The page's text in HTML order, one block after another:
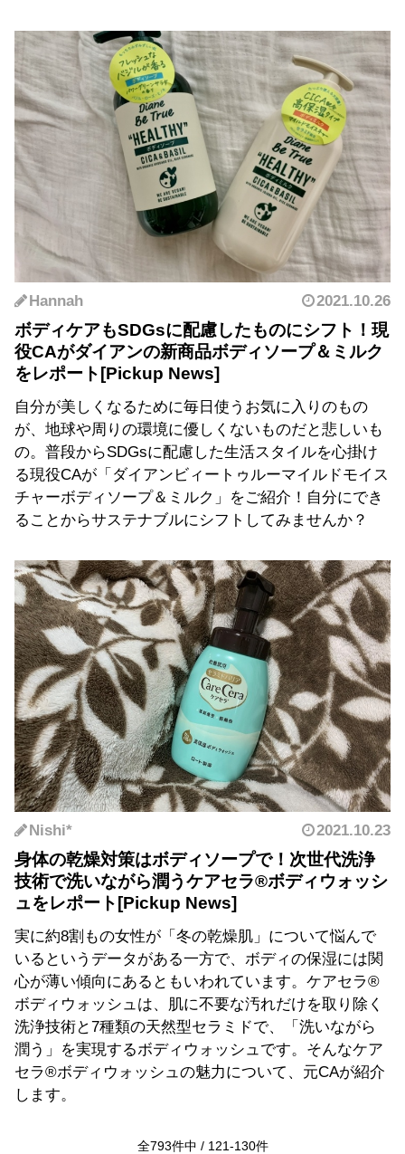
Hannah 2021.10.26
ボディケアもSDGsに配慮したものにシフト！現
役CAがダイアンの新商品ボディソープ＆ミルク
をレポート
自分が美しくなるために毎日使うお気に入りのもの
が、地球や周りの環境に優しくないものだと悲しいも
の。普段からSDGsに配慮した生活スタイルを心掛け
る現役CAが「ダイアンビィートゥルーマイルドモイス
チャーボディソープ＆ミルク」をご紹介！自分にでき
ることからサステナブルにシフトしてみませんか？
Nishi* 2021.10.23
身体の乾燥対策はボディソープで！次世代洗浄
技術で洗いながら潤うケアセラ®ボディウォッシ
ュをレポート
実に約8割もの女性が「冬の乾燥肌」について悩んで
いるというデータがある一方で、ボディの保湿には関
心が薄い傾向にあるともいわれています。ケアセラ®
ボディウォッシュは、肌に不要な汚れだけを取り除く
洗浄技術と7種類の天然型セラミドで、「洗いながら
潤う」を実現するボディウォッシュです。そんなケア
セラ®ボディウォッシュの魅力について、元CAが紹介
します。
全793件中 / 121-130件